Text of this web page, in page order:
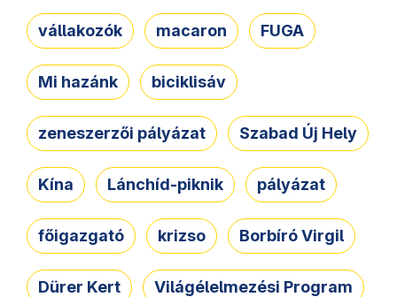
vállakozók macaron FUGA
Mi hazánk biciklisáv
zeneszerzői pályázat Szabad Új Hely
Kína Lánchíd-piknik pályázat
főigazgató krizso Borbíró Virgil
Dürer Kert Világélelmezési Program